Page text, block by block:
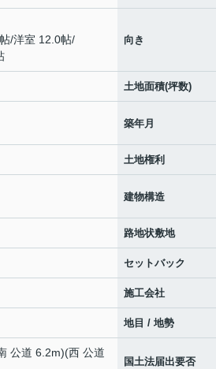
/洋室 12.0帖/
向き
土地面積(坪数)
築年月
土地権利
建物構造
路地状敷地
セットバック
施工会社
地目 / 地勢
公道 6.2m)(西 公道
国土法届出要否